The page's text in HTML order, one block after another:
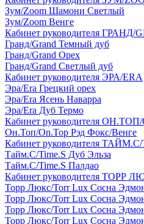
Зум/Zoom Шамони Светлый
Зум/Zoom Венге
Кабинет руководителя ГРАНД/
Гранд/Grand Темный дуб
Гранд/Grand Орех
Гранд/Grand Светлый дуб
Кабинет руководителя ЭРА/ERA
Эра/Era Грецкий орех
Эра/Era Ясень Наварра
Эра/Era Дуб Термо
Кабинет руководителя
Он.Топ/On.Top Рэд Фокс/Венге
Кабинет руководителя ТАЙМ.С/
Тайм.С/Time.S Дуб Эльза
Тайм.С/Time.S Палдао
Кабинет руководителя ТОРР
Торр Люкс/Torr Lux Сосна
Торр Люкс/Torr Lux Сосна
Торр Люкс/Torr Lux Сосна
Торр Люкс/Torr Lux Сосна